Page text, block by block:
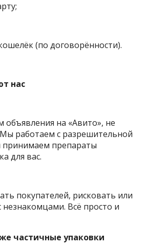
(по договорённости).
нас
на «Авито», не
работаем с разрешительной
принимаем препараты
для вас.
покупателей, рисковать или
незнакомцами. Всё просто и
частичные упаковки